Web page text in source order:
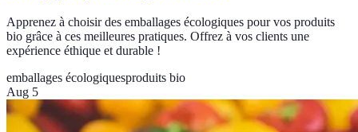
Apprenez à choisir des emballages écologiques pour vos produits
bio grâce à ces meilleures pratiques. Offrez à vos clients une
expérience éthique et durable !
emballages écologiquesproduits bio
Aug 5